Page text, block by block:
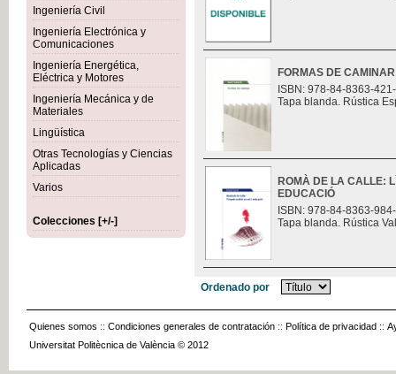
Ingeniería Civil
Ingeniería Electrónica y
Comunicaciones
Ingeniería Energética,
Eléctrica y Motores
Ingeniería Mecánica y de
Materiales
Lingüística
Otras Tecnologías y Ciencias
Aplicadas
Varios
Colecciones [+/-]
FORMAS DE CAMINAR
ISBN: 978-84-8363-
Tapa blanda. Rústica
ROMÀ DE LA CALLE:
EDUCACIÓ
ISBN: 978-84-8363-
Tapa blanda. Rústica
Ordenado por
Quienes somos :: Condiciones generales de contratación :: Política de privacidad ::
Universitat Politècnica de València © 2012